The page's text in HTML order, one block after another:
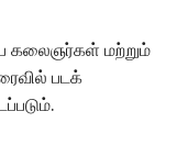
கலைஞர்கள் மற்றும்
படக்